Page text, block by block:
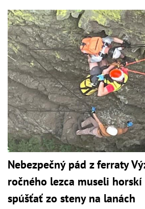
Nebezpečný pád z ferraty
ročného lezca museli
spúšťať zo steny na lanách